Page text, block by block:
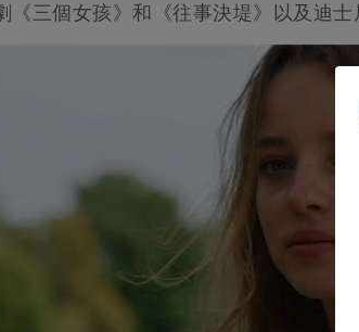
《三個女孩》和《往事決堤》以及迪士